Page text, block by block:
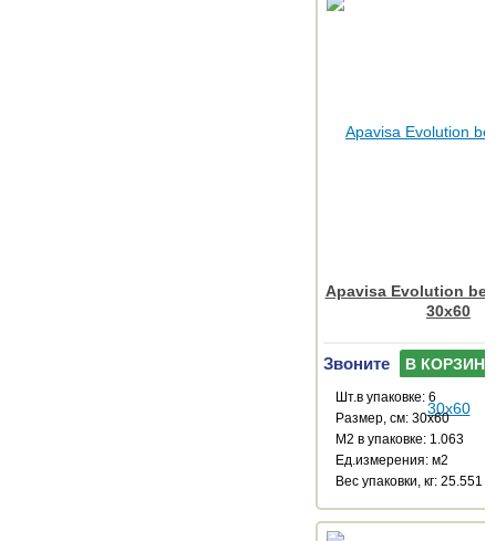
Apavisa Evolution
30x60
Звоните В КОРЗИНУ
Шт.в упаковке: 6
Размер, см: 30x60
М2 в упаковке: 1.063
Ед.измерения: м2
Веc упаковки, кг: 25.551